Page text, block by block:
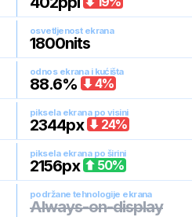
osvetljenost ekrana
1800nits
odnos ekrana i kućišta
88.6% 4%
piksela ekrana po visini
2344px 24%
piksela ekrana po širini
2156px 50%
podržane tehnologije ekrana
Always-on-display